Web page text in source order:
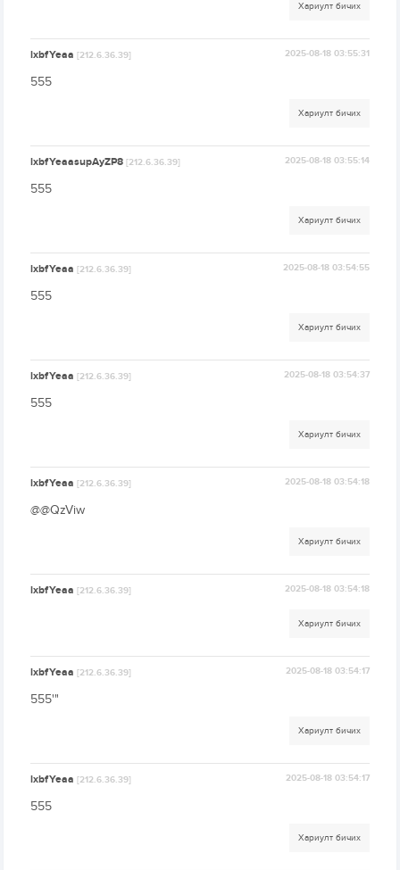
Хариулт бичих
lxbfYeaa[212.6.36.39] 2025-08-18 03:55:31
555
Хариулт бичих
lxbfYeaasupAyZP8[212.6.36.39] 2025-08-18 03:55:14
555
Хариулт бичих
lxbfYeaa[212.6.36.39] 2025-08-18 03:54:55
555
Хариулт бичих
lxbfYeaa[212.6.36.39] 2025-08-18 03:54:37
555
Хариулт бичих
lxbfYeaa[212.6.36.39] 2025-08-18 03:54:18
@@QzViw
Хариулт бичих
lxbfYeaa[212.6.36.39] 2025-08-18 03:54:18
Хариулт бичих
lxbfYeaa[212.6.36.39] 2025-08-18 03:54:17
555'"
Хариулт бичих
lxbfYeaa[212.6.36.39] 2025-08-18 03:54:17
555
Хариулт бичих